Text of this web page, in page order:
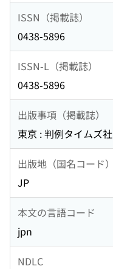
ISSN（掲載誌）
0438-5896
ISSN-L（掲載誌）
0438-5896
出版事項（掲載誌）
東京 : 判例タイムズ社
出版地（国名コード）
JP
本文の言語コード
jpn
NDLC